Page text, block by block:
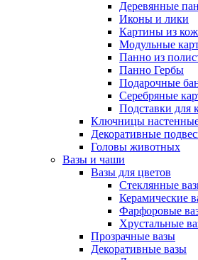
Деревянные
Иконы и лики
Картины из
Модульные
Панно из
Панно Гербы
Подарочные
Серебряные
Подставки для
Ключницы
Декоративные
Головы животных
Вазы и чаши
Вазы для цветов
Стеклянные
Керамические
Фарфоровые
Хрустальные
Прозрачные вазы
Декоративные вазы